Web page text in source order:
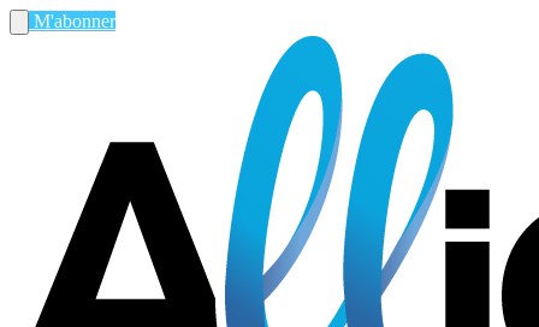
M'abonner